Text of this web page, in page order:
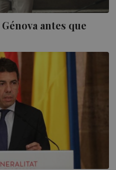
antes que